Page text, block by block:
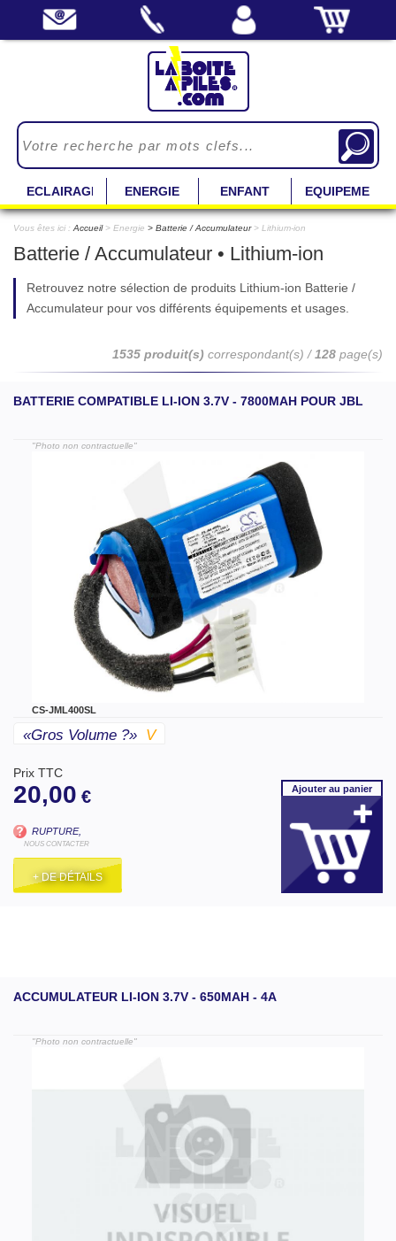
ECLAIRAGE ENERGIE ENFANT EQUIPEMENT
Vous êtes ici : Accueil> Energie Batterie / Accumulateur> Lithium-ion
Batterie / Accumulateur • Lithium-ion
Retrouvez notre sélection de produits Lithium-ion Batterie /
Accumulateur pour vos différents équipements et usages.
1535 produit(s) correspondant(s) /128 page(s)
BATTERIE COMPATIBLE LI-ION 3.7V - 7800MAH POUR JBL
"Photo non contractuelle"
CS-JML400SL
«gros Volume ?» V
Prix TTC
20,00 €
RUPTURE,
NOUS CONTACTER
+ DE DÉTAILS
Ajouterau panier
ACCUMULATEUR LI-ION 3.7V - 650MAH - 4A
"Photo non contractuelle"